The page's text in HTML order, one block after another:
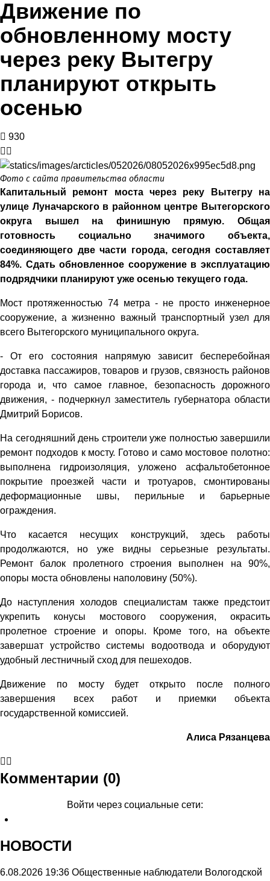
Движение по
обновленному мосту
через реку Вытегру
планируют открыть
осенью
930
Фото с сайта правительства области
Капитальный ремонт моста через реку Вытегру на
улице Луначарского в районном центре Вытегорского
округа вышел на финишную прямую. Общая
готовность социально значимого объекта,
соединяющего две части города, сегодня составляет
84%. Сдать обновленное сооружение в эксплуатацию
подрядчики планируют уже осенью текущего года.
Мост протяженностью 74 метра - не просто инженерное
сооружение, а жизненно важный транспортный узел для
всего Вытегорского муниципального округа.
- От его состояния напрямую зависит бесперебойная
доставка пассажиров, товаров и грузов, связность районов
города и, что самое главное, безопасность дорожного
движения, - подчеркнул заместитель губернатора области
Дмитрий Борисов.
На сегодняшний день строители уже полностью завершили
ремонт подходов к мосту. Готово и само мостовое полотно:
выполнена гидроизоляция, уложено асфальтобетонное
покрытие проезжей части и тротуаров, смонтированы
деформационные швы, перильные и барьерные
ограждения.
Что касается несущих конструкций, здесь работы
продолжаются, но уже видны серьезные результаты.
Ремонт балок пролетного строения выполнен на 90%,
опоры моста обновлены наполовину (50%).
До наступления холодов специалистам также предстоит
укрепить конусы мостового сооружения, окрасить
пролетное строение и опоры. Кроме того, на объекте
завершат устройство системы водоотвода и оборудуют
удобный лестничный сход для пешеходов.
Движение по мосту будет открыто после полного
завершения всех работ и приемки объекта
государственной комиссией.
Алиса Рязанцева
Комментарии (0)
Войти через социальные сети:
НОВОСТИ
6.08.2026 19:36 Общественные наблюдатели Вологодской